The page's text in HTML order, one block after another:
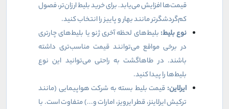
قیمت‌ها افزایش می‌یابد. برای خرید بلیط ارزان‌تر، فصول
کم‌گردشگرتر مانند بهار و پاییز را انتخاب کنید.
نوع بلیط: بلیط‌های لحظه آخری ژنو یا بلیط‌های چارتری
در برخی مواقع می‌توانند قیمت مناسب‌تری داشته
باشند. در طاهاگشت به راحتی می‌توانید این نوع
بلیط‌ها را پیدا کنید.
ایرلاین: قیمت بلیط بسته به شرکت هواپیمایی (مانند
ترکیش ایرلاینز، قطر ایرویز، امارات و...) متفاوت است. با